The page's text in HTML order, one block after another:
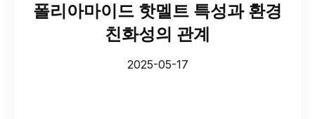
폴리아마이드 핫멜트 특성과 환경
친화성의 관계
2025-05-17